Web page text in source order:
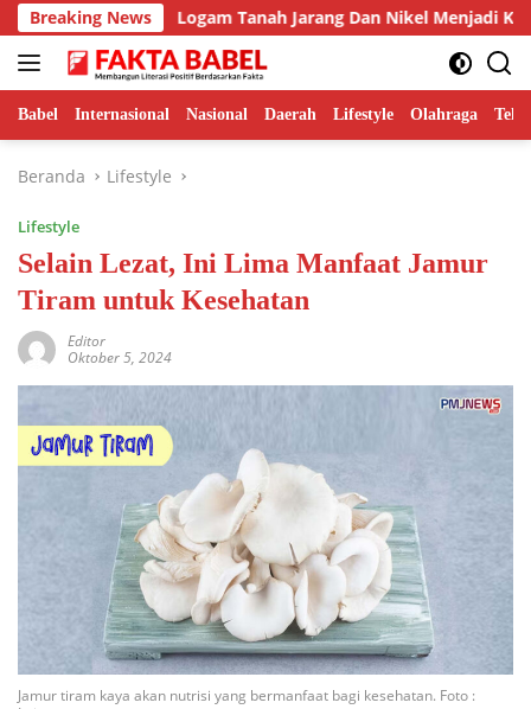
Langsung
ke
konten
Breaking NewsLogam Tanah Jarang Dan Nikel Menjadi
Babel Internasional Nasional Daerah Lifestyle Olahraga
Beranda Lifestyle
Lifestyle
Selain Lezat, Ini Lima Manfaat Jamur
Tiram untuk Kesehatan
Editor
Oktober 5, 2024
Jamur tiram kaya akan nutrisi yang bermanfaat bagi kesehatan. Foto :